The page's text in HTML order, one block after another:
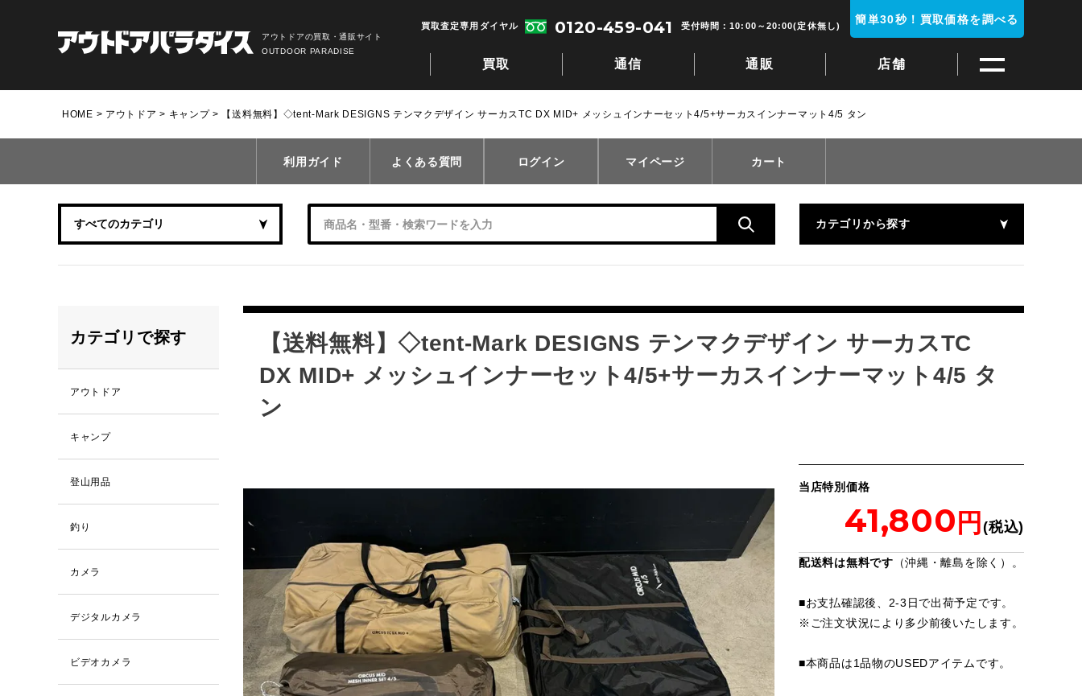
アウトドアの買取・通販サイト
OUTDOOR PARADISE
買取 通信 通販 店舗
買取査定専用ダイヤル 0120-459-041 受付時間：10:00～20:00(定休無し) 簡単30秒！買取価格を調べる
HOME アウトドア キャンプ 【送料無料】◇tent-Mark DESIGNS テンマクデザイン サーカスTC DX MID+ メッシュインナーセット4/5+サーカスインナーマット4/5 タン
利用ガイド よくある質問 ログイン マイページ カート
カテゴリから探す
【送料無料】◇tent-Mark DESIGNS テンマクデザイン サーカスTC
DX MID+ メッシュインナーセット4/5+サーカスインナーマット4/5 タ
ン
当店特別価格
41,800
配送料は無料です （沖縄・離島を除く）。
■お支払確認後、2-3日で出荷予定です。
※ ご注文状況により多少前後いたします。
■本商品は1品物のUSEDアイテムです。
カテゴリで探す
アウトドア
キャンプ
登山用品
釣り
カメラ
デジタルカメラ
ビデオカメラ